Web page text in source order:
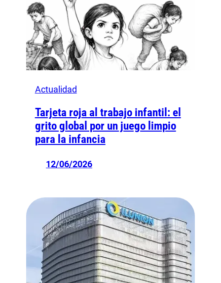
Actualidad
Tarjeta roja al trabajo infantil: el
grito global por un juego limpio
para la infancia
12/06/2026